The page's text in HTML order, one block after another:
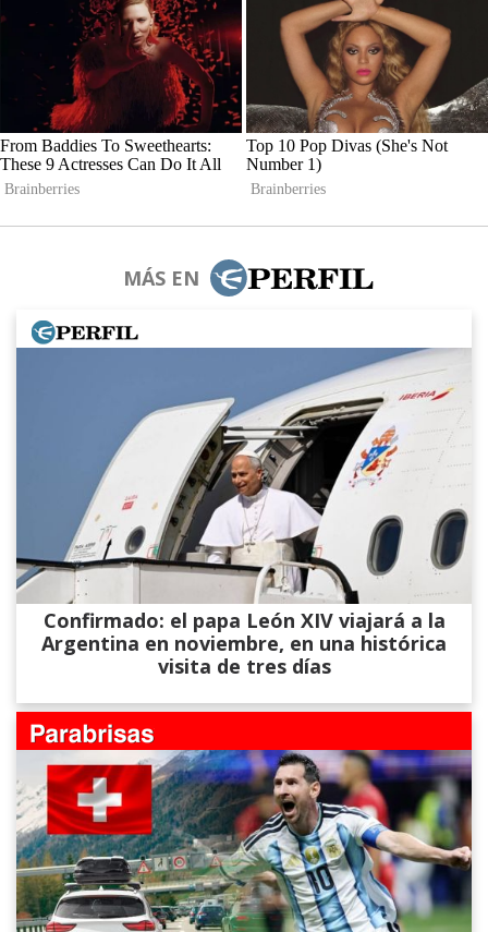
MÁS EN
Confirmado: el papa León XIV viajará a la
Argentina en noviembre, en una histórica
visita de tres días